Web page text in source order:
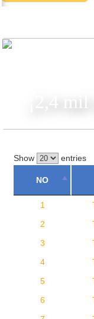
¡2,4
Show entries
NO
1
2
3
4
5
6